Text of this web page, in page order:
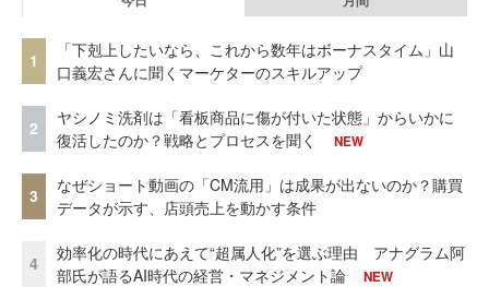
1
「下剋上したいなら、これから数年はボーナスタイム」山
口義宏さんに聞くマーケターのスキルアップ
2
ヤシノミ洗剤は「看板商品に傷が付いた状態」からいかに
復活したのか？戦略とプロセスを聞く
NEW
3
なぜショート動画の「CM流用」は成果が出ないのか？購買
データが示す、店頭売上を動かす条件
4
効率化の時代にあえて“超属人化”を選ぶ理由 アナグラム阿
部氏が語るAI時代の経営・マネジメント論
NEW